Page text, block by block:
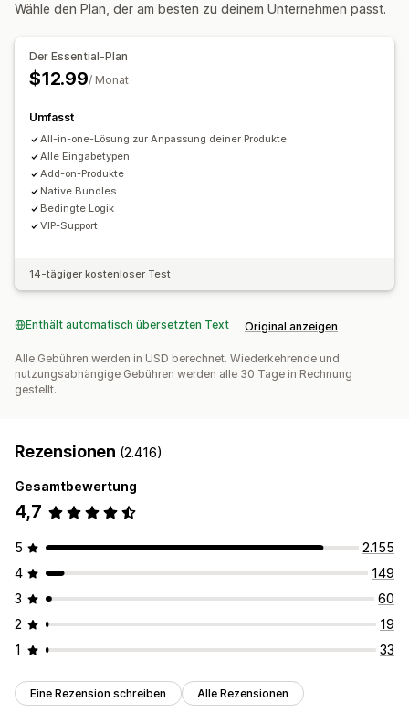
Benutzerdefiniertes HTML Vorschau Import und Export
Preisgestaltung
Dynamische Preise
Variantenaufschläge Einrichtungsgebühren
Prämienaufschläge
Bundles mit unendlich vielen Möglichkeiten
Mystery-Boxen
Probepackungen
Cross-Selling-Bundles
Die Preise kannst du festlegen
Feste Preisgestaltung
Prozentuale Rabatte
Dynamische Preise
Wähle den Plan, der am besten zu deinem Unternehmen passt.
Der Essential-Plan
$12.99/ Monat
Umfasst
All-in-one-Lösung zur Anpassung deiner Produkte
Alle Eingabetypen
Add-on-Produkte
Native Bundles
Bedingte Logik
VIP-Support
14-tägiger kostenloser Test
Enthält automatisch übersetzten Text Original anzeigen
Alle Gebühren werden in USD berechnet. Wiederkehrende und
nutzungsabhängige Gebühren werden alle 30 Tage in Rechnung
gestellt.
Rezensionen (2.416)
Gesamtbewertung
4,7
5
2.155
4
149
3
60
2
19
1
33
Eine Rezension schreiben Alle Rezensionen